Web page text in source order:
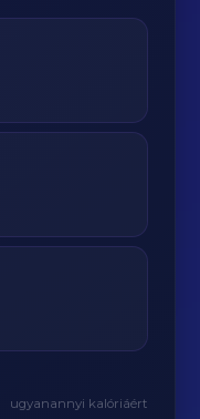
ugyanannyi kalóriáért